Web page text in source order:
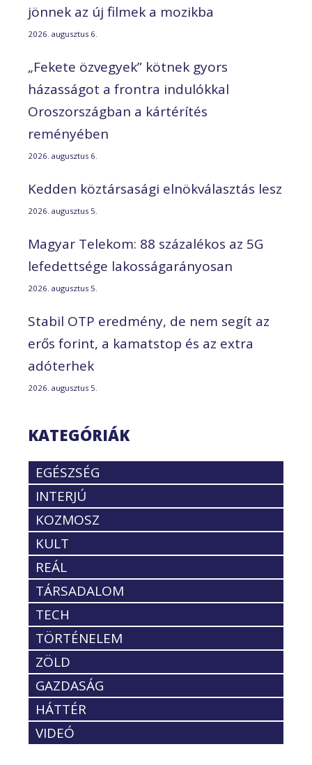
jönnek az új filmek a mozikba
2026. augusztus 6.
„Fekete özvegyek” kötnek gyors
házasságot a frontra indulókkal
Oroszországban a kártérítés
reményében
2026. augusztus 6.
Kedden köztársasági elnökválasztás lesz
2026. augusztus 5.
Magyar Telekom: 88 százalékos az 5G
lefedettsége lakosságarányosan
2026. augusztus 5.
Stabil OTP eredmény, de nem segít az
erős forint, a kamatstop és az extra
adóterhek
2026. augusztus 5.
KATEGÓRIÁK
EGÉSZSÉG
INTERJÚ
KOZMOSZ
KULT
REÁL
TÁRSADALOM
TECH
TÖRTÉNELEM
ZÖLD
GAZDASÁG
HÁTTÉR
VIDEÓ